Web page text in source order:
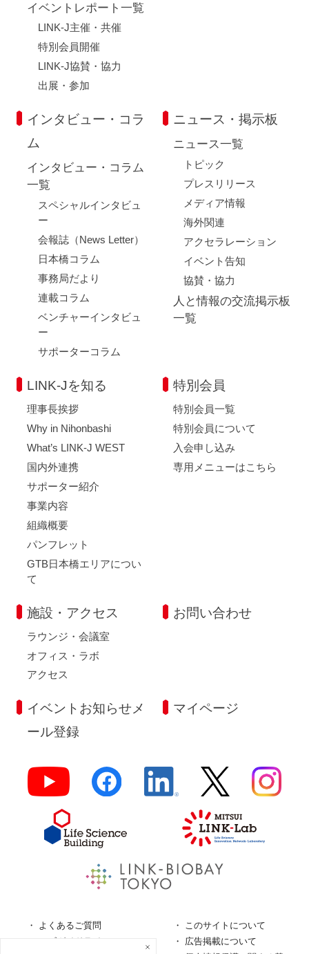
イベントレポート一覧
LINK-J主催・共催
特別会員開催
LINK-J協賛・協力
出展・参加
インタビュー・コラ
ム
インタビュー・コラム
一覧
スペシャルインタビュ
ー
会報誌（News Letter）
日本橋コラム
事務局だより
連載コラム
ベンチャーインタビュ
ー
サポーターコラム
ニュース・掲示板
ニュース一覧
トピック
プレスリリース
メディア情報
海外関連
アクセラレーション
イベント告知
協賛・協力
人と情報の交流掲示板
一覧
LINK-Jを知る
理事長挨拶
Why in Nihonbashi
What’s LINK-J WEST
国内外連携
サポーター紹介
事業内容
組織概要
パンフレット
GTB日本橋エリアについ
て
特別会員
特別会員一覧
特別会員について
入会申し込み
専用メニューはこちら
施設・アクセス
ラウンジ・会議室
オフィス・ラボ
アクセス
お問い合わせ
イベントお知らせメ
ール登録
マイページ
よくあるご質問
このサイトについて
ロゴガイドライン
広告掲載について